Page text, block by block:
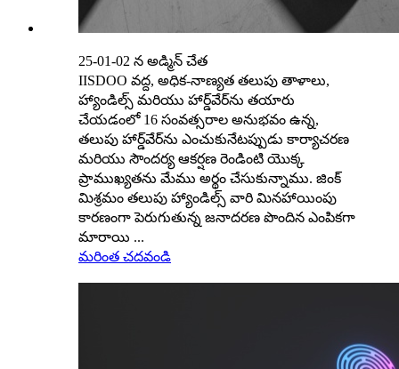
25-01-02 న అడ్మిన్ చేత
IISDOO వద్ద, అధిక-నాణ్యత తలుపు తాళాలు,
హ్యాండిల్స్ మరియు హార్డ్‌వేర్‌ను తయారు
చేయడంలో 16 సంవత్సరాల అనుభవం ఉన్న,
తలుపు హార్డ్‌వేర్‌ను ఎంచుకునేటప్పుడు కార్యాచరణ
మరియు సౌందర్య ఆకర్షణ రెండింటి యొక్క
ప్రాముఖ్యతను మేము అర్థం చేసుకున్నాము. జింక్
మిశ్రమం తలుపు హ్యాండిల్స్ వారి మినహాయింపు
కారణంగా పెరుగుతున్న జనాదరణ పొందిన ఎంపికగా
మారాయి ...
మరింత చదవండి